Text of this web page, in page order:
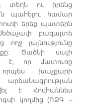
տեղն ու իրենց
պահելու համար
երեք պատերն
բազալտե
լայնությունը
Ծածկի սալի
է, որ մատուռը
խաչքարի
է Հովհաննես
կողմից (ՈՁԳ –